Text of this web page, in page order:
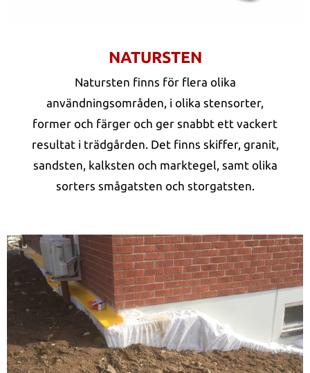
NATURSTEN
Natursten finns för flera olika
användningsområden, i olika stensorter,
former och färger och ger snabbt ett vackert
resultat i trädgården. Det finns skiffer, granit,
sandsten, kalksten och marktegel, samt olika
sorters smågatsten och storgatsten.